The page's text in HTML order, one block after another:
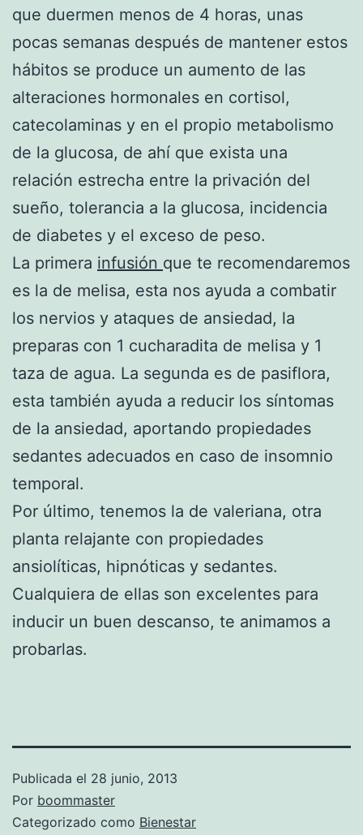
que duermen menos de 4 horas, unas
pocas semanas después de mantener estos
hábitos se produce un aumento de las
alteraciones hormonales en cortisol,
catecolaminas y en el propio metabolismo
de la glucosa, de ahí que exista una
relación estrecha entre la privación del
sueño, tolerancia a la glucosa, incidencia
de diabetes y el exceso de peso.
La primera infusión que te recomendaremos
es la de melisa, esta nos ayuda a combatir
los nervios y ataques de ansiedad, la
preparas con 1 cucharadita de melisa y 1
taza de agua. La segunda es de pasiflora,
esta también ayuda a reducir los síntomas
de la ansiedad, aportando propiedades
sedantes adecuados en caso de insomnio
temporal.
Por último, tenemos la de valeriana, otra
planta relajante con propiedades
ansiolíticas, hipnóticas y sedantes.
Cualquiera de ellas son excelentes para
inducir un buen descanso, te animamos a
probarlas.
Publicada el 28 junio, 2013
Por boommaster
Categorizado como Bienestar